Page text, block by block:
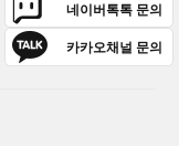
네이버톡톡 문의
카카오채널 문의